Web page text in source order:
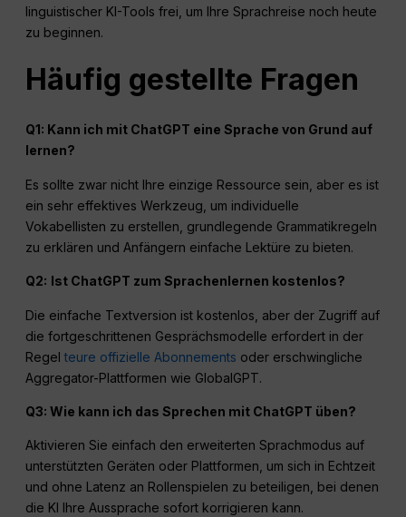
linguistischer KI-Tools frei, um Ihre Sprachreise noch heute
zu beginnen.
Häufig gestellte Fragen
Q1: Kann ich mit ChatGPT eine Sprache von Grund auf
lernen?
Es sollte zwar nicht Ihre einzige Ressource sein, aber es ist
ein sehr effektives Werkzeug, um individuelle
Vokabellisten zu erstellen, grundlegende Grammatikregeln
zu erklären und Anfängern einfache Lektüre zu bieten.
Q2: Ist ChatGPT zum Sprachenlernen kostenlos?
Die einfache Textversion ist kostenlos, aber der Zugriff auf
die fortgeschrittenen Gesprächsmodelle erfordert in der
Regelteure offizielle Abonnements oder erschwingliche
Aggregator-Plattformen wie GlobalGPT.
Q3: Wie kann ich das Sprechen mit ChatGPT üben?
Aktivieren Sie einfach den erweiterten Sprachmodus auf
unterstützten Geräten oder Plattformen, um sich in Echtzeit
und ohne Latenz an Rollenspielen zu beteiligen, bei denen
die KI Ihre Aussprache sofort korrigieren kann.